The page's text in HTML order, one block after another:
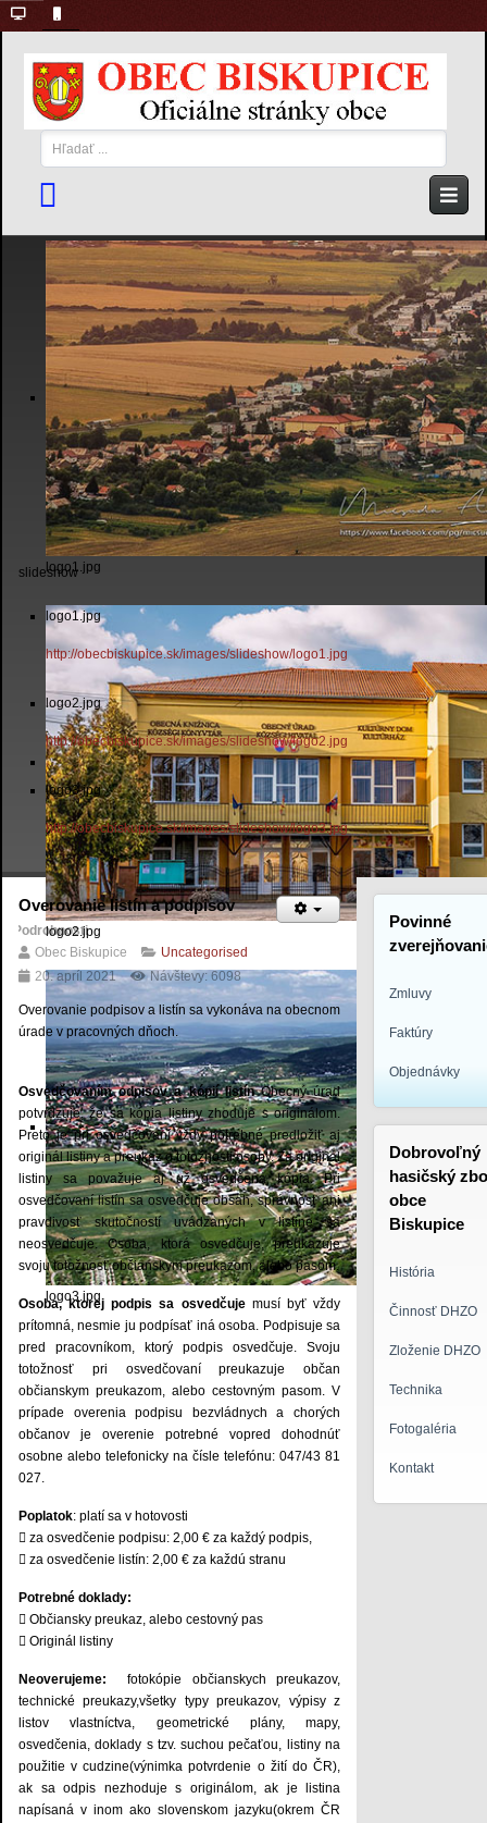
Hľadať
...
logo1.jpg
logo2.jpg
logo3.jpg
slideshow
logo1.jpg
http://obecbiskupice.sk/images/slideshow/logo1.jpg
logo2.jpg
http://obecbiskupice.sk/images/slideshow/logo2.jpg
logo3.jpg
http://obecbiskupice.sk/images/slideshow/logo3.jpg
Overovanie listín a podpisov
Podrobnosti
Obec Biskupice
Uncategorised
20. apríl 2021
Návštevy: 6098
Overovanie podpisov a listín sa vykonáva na obecnom
úrade v pracovných dňoch.
Osvedčovaním odpisov a kópií listínObecný úrad
potvrdzuje, že sa kópia listiny zhoduje s originálom.
Preto je pri osvedčovaní vždy potrebné predložiť aj
originál listiny a preukaz o totožnosti osoby. Za originál
listiny sa považuje aj už osvedčená kópia. Pri
osvedčovaní listín sa osvedčuje obsah, správnosť ani
pravdivosť skutočností uvádzaných v listine sa
neosvedčuje. Osoba, ktorá osvedčuje, preukazuje
svoju totožnosť občianskym preukazom, alebo pasom.
Osoba, ktorej podpis sa osvedčuje musí byť vždy
prítomná, nesmie ju podpísať iná osoba. Podpisuje sa
pred pracovníkom, ktorý podpis osvedčuje. Svoju
totožnosť pri osvedčovaní preukazuje občan
občianskym preukazom, alebo cestovným pasom. V
prípade overenia podpisu bezvládnych a chorých
občanov je overenie potrebné vopred dohodnúť
osobne alebo telefonicky na čísle telefónu: 047/43 81
027.
Poplatok: platí sa v hotovosti
 za osvedčenie podpisu: 2,00 € za každý podpis,
 za osvedčenie listín: 2,00 € za každú stranu
Potrebné doklady:
 Občiansky preukaz, alebo cestovný pas
 Originál listiny
Neoverujeme: fotokópie občianskych preukazov,
technické preukazy,všetky typy preukazov, výpisy z
listov vlastníctva, geometrické plány, mapy,
osvedčenia, doklady s tzv. suchou pečaťou, listiny na
použitie v cudzine(výnimka potvrdenie o žití do ČR),
ak sa odpis nezhoduje s originálom, ak je listina
napísaná v inom ako slovenskom jazyku(okrem ČR
Povinné
Zmluvy
Faktúry
Objednávky
Dobrovoľný
hasičský
obce
Biskupice
História
Činnosť DHZO
Zloženie DHZO
Technika
Fotogaléria
Kontakt